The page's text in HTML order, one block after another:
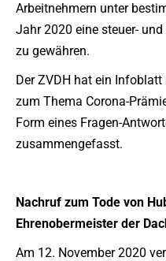
Arbeitnehmern unter
Jahr 2020 eine steuer-
zu gewähren.
Der ZVDH hat ein
zum Thema Corona-
Form eines Fragen-
zusammengefasst.
Nachruf zum Tode von
Ehrenobermeister der
Am 12. November 2020